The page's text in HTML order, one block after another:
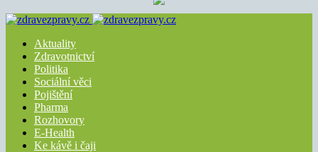
Aktuality
Zdravotnictví
Politika
Sociální věci
Pojištění
Pharma
Rozhovory
E-Health
Ke kávě i čaji